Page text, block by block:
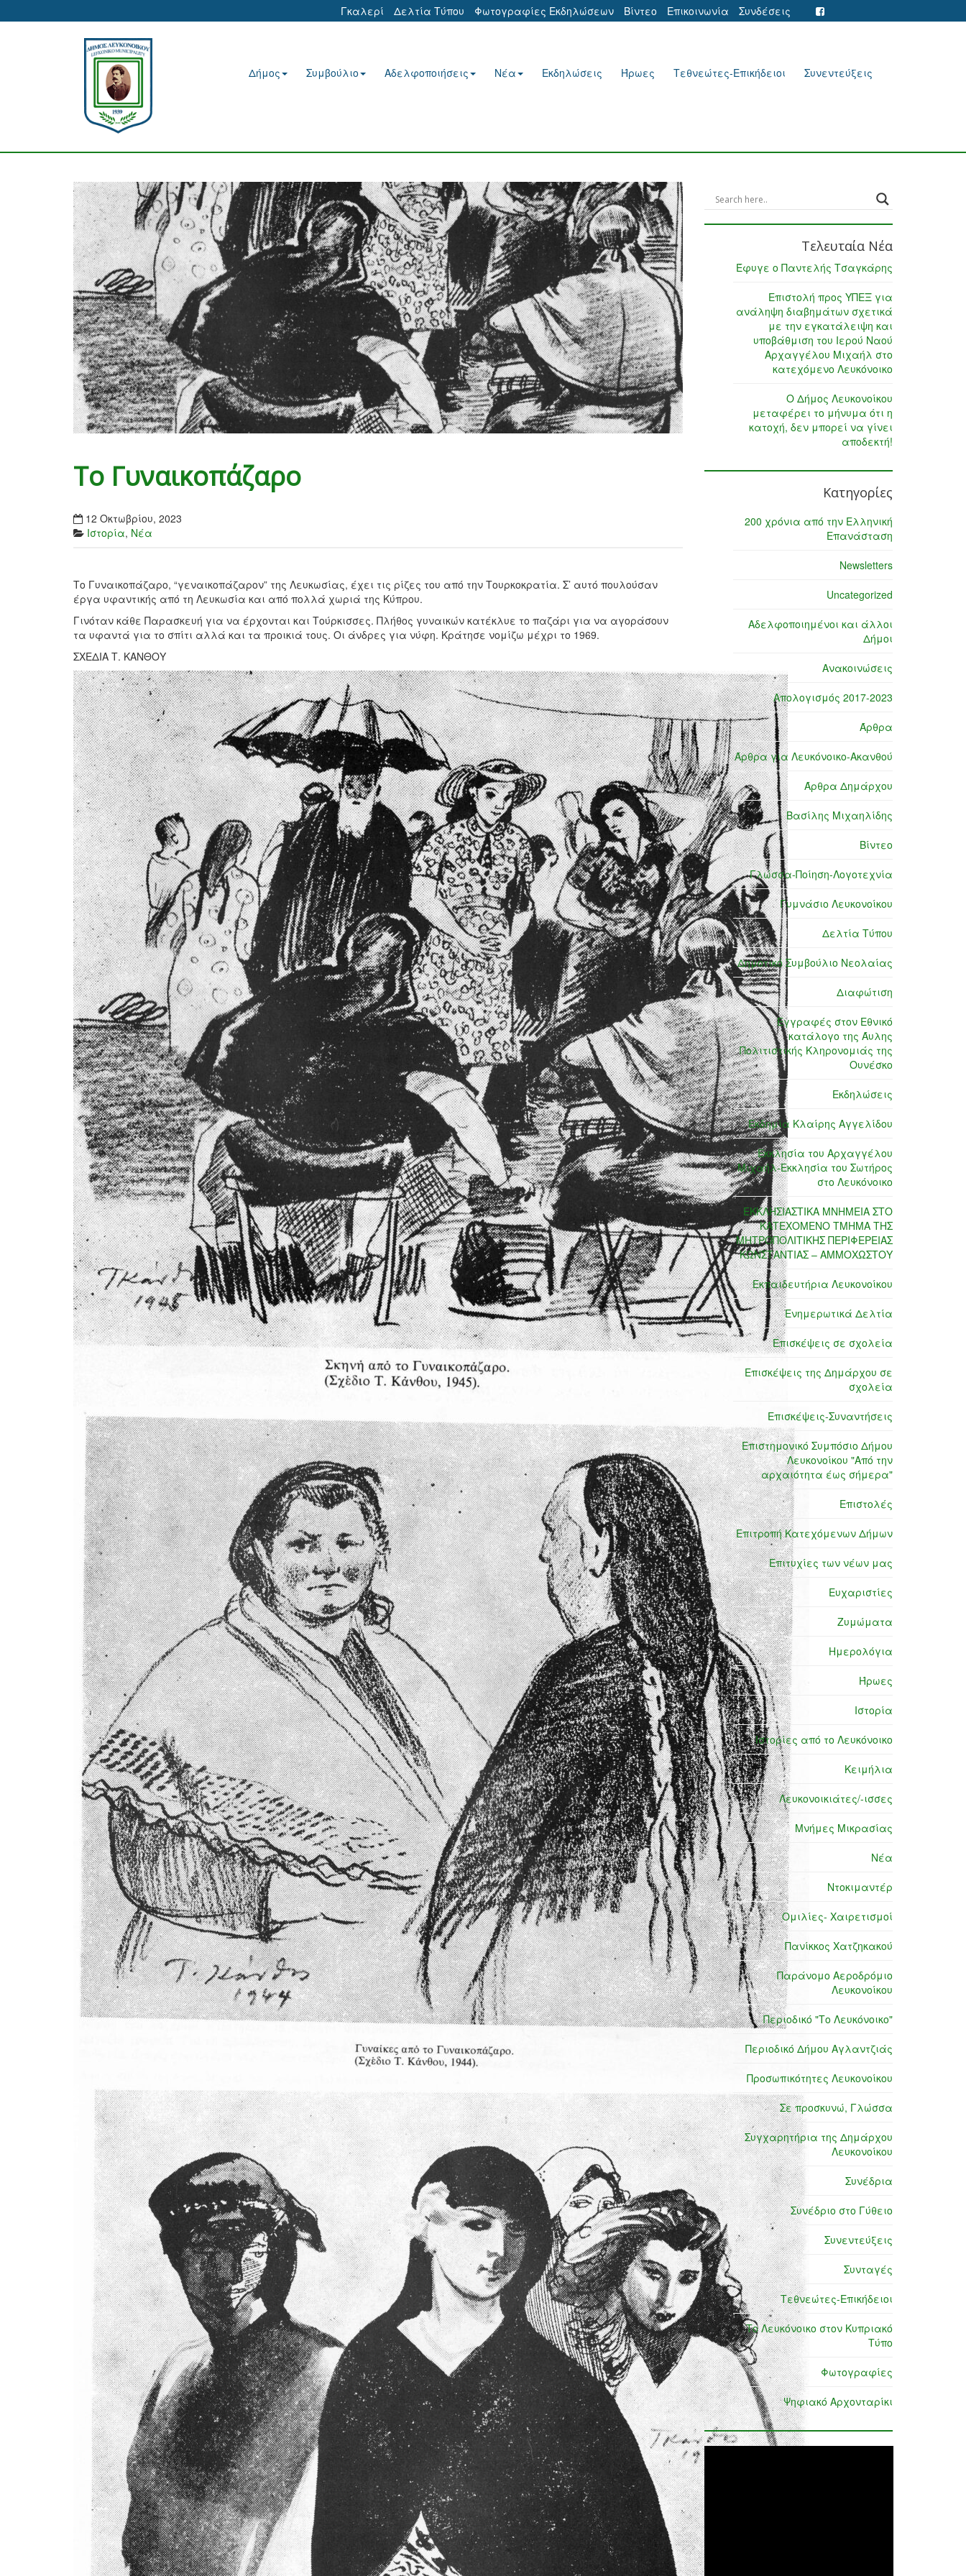
Γκαλερί Δελτία Τύπου Φωτογραφίες Εκδηλώσεων Βίντεο Επικοινωνία Συνδέσεις
Δήμος Συμβούλιο Αδελφοποιήσεις Νέα Εκδηλώσεις Ήρωες Τεθνεώτες-Επικήδειοι Συνεντεύξεις
Το Γυναικοπάζαρο
12 Οκτωβρίου, 2023
Ιστορία, Νέα
Το Γυναικοπάζαρο, “γεναικοπάζαρον” της Λευκωσίας, έχει τις ρίζες του από την Τουρκοκρατία. Σ’ αυτό πουλούσαν
έργα υφαντικής από τη Λευκωσία και από πολλά χωριά της Κύπρου.
Γινόταν κάθε Παρασκευή για να έρχονται και Τούρκισσες. Πλήθος γυναικών κατέκλυε το παζάρι για να αγοράσουν
τα υφαντά για το σπίτι αλλά και τα προικιά τους. Οι άνδρες για νύφη. Κράτησε νομίζω μέχρι το 1969.
ΣΧΕΔΙΑ Τ. ΚΑΝΘΟΥ
Τελευταία Νέα
Έφυγε ο Παντελής Τσαγκάρης
Επιστολή προς ΥΠΕΞ για
ανάληψη διαβημάτων σχετικά
με την εγκατάλειψη και
υποβάθμιση του Ιερού Ναού
Αρχαγγέλου Μιχαήλ στο
κατεχόμενο Λευκόνοικο
Ο Δήμος Λευκονοίκου
μεταφέρει το μήνυμα ότι η
κατοχή, δεν μπορεί να γίνει
αποδεκτή!
Κατηγορίες
200 χρόνια από την Ελληνική
Επανάσταση
Newsletters
Uncategorized
Αδελφοποιημένοι και άλλοι
Δήμοι
Ανακοινώσεις
Απολογισμός 2017-2023
Άρθρα
Άρθρα για Λευκόνοικο-Ακανθού
Άρθρα Δημάρχου
Βασίλης Μιχαηλίδης
Βίντεο
Γλώσσα-Ποίηση-Λογοτεχνία
Γυμνάσιο Λευκονοίκου
Δελτία Τύπου
Δημοτικό Συμβούλιο Νεολαίας
Διαφώτιση
Εγγραφές στον Εθνικό
κατάλογο της Άυλης
Πολιτιστικής Κληρονομιάς της
Ουνέσκο
Εκδηλώσεις
Εκδημία Κλαίρης Αγγελίδου
Εκκλησία του Αρχαγγέλου
Μιχαήλ-Εκκλησία του Σωτήρος
στο Λευκόνοικο
ΕΚΚΛΗΣΙΑΣΤΙΚΑ ΜΝΗΜΕΙΑ ΣΤΟ
ΚΑΤΕΧΟΜΕΝΟ ΤΜΗΜΑ ΤΗΣ
ΜΗΤΡΟΠΟΛΙΤΙΚΗΣ ΠΕΡΙΦΕΡΕΙΑΣ
ΚΩΝΣΤΑΝΤΙΑΣ – ΑΜΜΟΧΩΣΤΟΥ
Εκπαιδευτήρια Λευκονοίκου
Ενημερωτικά Δελτία
Επισκέψεις σε σχολεία
Επισκέψεις της Δημάρχου σε
σχολεία
Επισκέψεις-Συναντήσεις
Επιστημονικό Συμπόσιο Δήμου
Λευκονοίκου "Από την
αρχαιότητα έως σήμερα"
Επιστολές
Επιτροπή Κατεχόμενων Δήμων
Επιτυχίες των νέων μας
Ευχαριστίες
Ζυμώματα
Ημερολόγια
Ήρωες
Ιστορία
Ιστορίες από το Λευκόνοικο
Κειμήλια
Λευκονοικιάτες/-ισσες
Μνήμες Μικρασίας
Νέα
Ντοκιμαντέρ
Ομιλίες- Χαιρετισμοί
Πανίκκος Χατζηκακού
Παράνομο Αεροδρόμιο
Λευκονοίκου
Περιοδικό "Το Λευκόνοικο"
Περιοδικό Δήμου Αγλαντζιάς
Προσωπικότητες Λευκονοίκου
Σε προσκυνώ, Γλώσσα
Συγχαρητήρια της Δημάρχου
Λευκονοίκου
Συνέδρια
Συνέδριο στο Γύθειο
Συνεντεύξεις
Συνταγές
Τεθνεώτες-Επικήδειοι
Το Λευκόνοικο στον Κυπριακό
Τύπο
Φωτογραφίες
Ψηφιακό Αρχονταρίκι